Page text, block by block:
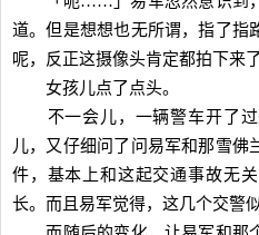
道。但是想想也无所谓，指了指
呢，反正这摄像头肯定都拍下来
女孩儿点了点头。
不一会儿，一辆警车开了过
儿，又仔细问了问易军和那雪佛
件，基本上和这起交通事故无
长。而且易军觉得，这几个交警